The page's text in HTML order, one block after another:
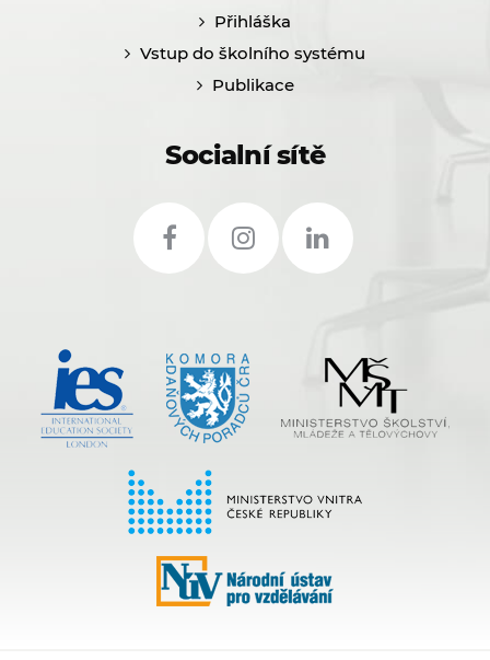
Přihláška
Vstup do školního systému
Publikace
Socialní sítě